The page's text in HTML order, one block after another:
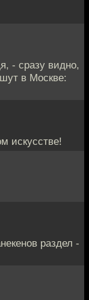
- сразу видно,
в Москве:
искусстве!
раздел -